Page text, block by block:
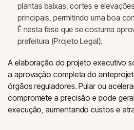
plantas baixas, cortes e
principais, permitindo uma boa
É nesta fase que se costuma
prefeitura (Projeto Legal).
A elaboração do projeto executivo
a aprovação completa do
órgãos reguladores. Pular ou
compromete a precisão e pode
execução, aumentando custos e